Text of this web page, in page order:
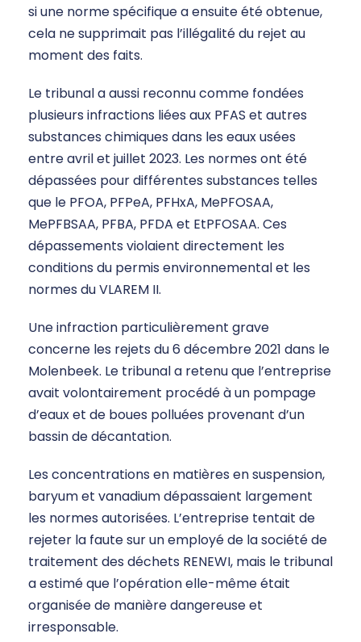
si une norme spécifique a ensuite été obtenue,
cela ne supprimait pas l’illégalité du rejet au
moment des faits.
Le tribunal a aussi reconnu comme fondées
plusieurs infractions liées aux PFAS et autres
substances chimiques dans les eaux usées
entre avril et juillet 2023. Les normes ont été
dépassées pour différentes substances telles
que le PFOA, PFPeA, PFHxA, MePFOSAA,
MePFBSAA, PFBA, PFDA et EtPFOSAA. Ces
dépassements violaient directement les
conditions du permis environnemental et les
normes du VLAREM II.
Une infraction particulièrement grave
concerne les rejets du 6 décembre 2021 dans le
Molenbeek. Le tribunal a retenu que l’entreprise
avait volontairement procédé à un pompage
d’eaux et de boues polluées provenant d’un
bassin de décantation.
Les concentrations en matières en suspension,
baryum et vanadium dépassaient largement
les normes autorisées. L’entreprise tentait de
rejeter la faute sur un employé de la société de
traitement des déchets RENEWI, mais le tribunal
a estimé que l’opération elle-même était
organisée de manière dangereuse et
irresponsable.